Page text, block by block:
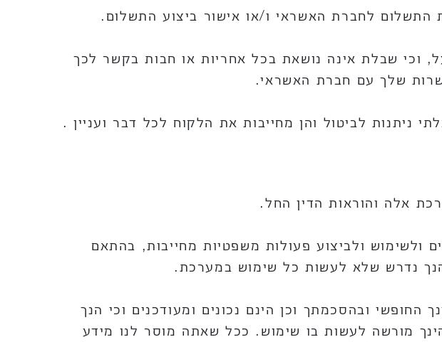
לחברת האשראי ו/או אישור ביצוע התשלום.
וכי שבלת אינה נושאת בכל אחריות או חבות בקשר לכך
שלך עם חברת האשראי.
ניתנות לביטול והן מחייבות את הלקוח לכל דבר ועניין .
אלה והוראות הדין החל.
לתנאים ולשימוש ולביצוע פעולות משפטיות מחייבות, בהתאם
ובהסכמתך וכן הינם נכונים ומעודכנים וכי הנך
מורשה לעשות בו שימוש. ככל שאתה מוסר לנו מידע